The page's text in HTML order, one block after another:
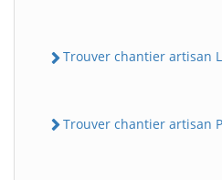
Trouver chantier artisan
Trouver chantier artisan